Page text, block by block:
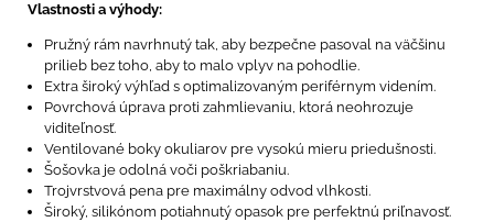
Vlastnosti a výhody:
Pružný rám navrhnutý tak, aby bezpečne pasoval na väčšinu
prilieb bez toho, aby to malo vplyv na pohodlie.
Extra široký výhľad s optimalizovaným periférnym videním.
Povrchová úprava proti zahmlievaniu, ktorá neohrozuje
viditeľnosť.
Ventilované boky okuliarov pre vysokú mieru priedušnosti.
Šošovka je odolná voči poškriabaniu.
Trojvrstvová pena pre maximálny odvod vlhkosti.
Široký, silikónom potiahnutý opasok pre perfektnú priľnavosť.